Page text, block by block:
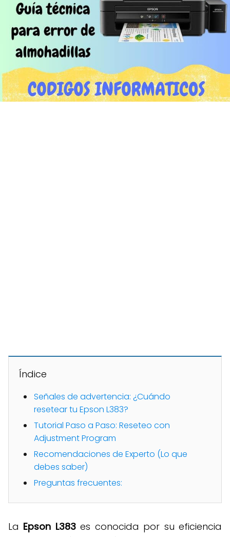
Índice
Señales de advertencia: ¿Cuándo
resetear tu Epson L383?
Tutorial Paso a Paso: Reseteo con
Adjustment Program
Recomendaciones de Experto (Lo que
debes saber)
Preguntas frecuentes:
La Epson L383es conocida por su eficiencia